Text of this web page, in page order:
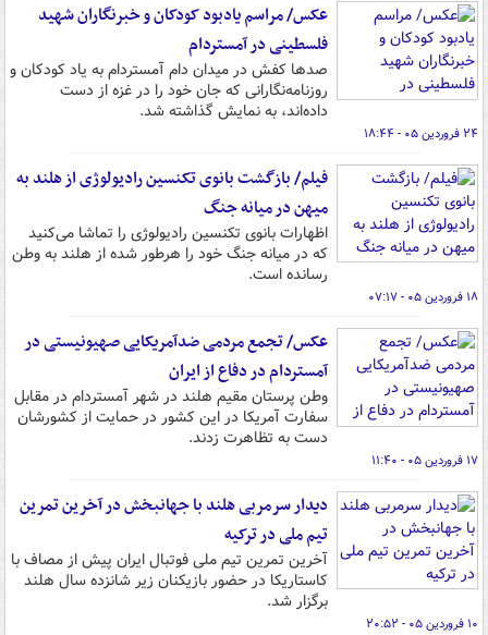
عکس/ مراسم یادبود کودکان و خبرنگاران شهید
فلسطینی در آمستردام
صدها کفش در میدان دام آمستردام به یاد کودکان و
روزنامه‌نگارانی که جان خود را در غزه از دست
داده‌اند، به نمایش گذاشته شد.
۲۴ فروردین ۰۵ - ۱۸:۴۴
فیلم/ بازگشت بانوی تکنسین رادیولوژی از هلند به
میهن در میانه جنگ
اظهارات بانوی تکنسین‌ رادیولوژی را تماشا می‌کنید
که در میانه جنگ خود را هرطور شده از هلند به وطن
رسانده است.
۱۸ فروردین ۰۵ - ۰۷:۱۷
عکس/ تجمع مردمی ضدآمریکایی صهیونیستی در
آمستردام در دفاع از ایران
وطن پرستان مقیم هلند در شهر آمستردام در مقابل
سفارت آمریکا در این کشور در حمایت از کشورشان
دست به تظاهرت زدند.
۱۷ فروردین ۰۵ - ۱۱:۴۰
دیدار سرمربی هلند با جهانبخش در آخرین تمرین
تیم ملی در ترکیه
آخرین تمرین تیم ملی فوتبال ایران پیش از مصاف با
کاستاریکا در حضور بازیکنان زیر شانزده سال هلند
برگزار شد.
۱۰ فروردین ۰۵ - ۲۰:۵۲